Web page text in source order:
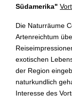
Südamerika"
Die Naturräume
Artenreichtum
exotischen
der Region
naturkundlich
Interesse des